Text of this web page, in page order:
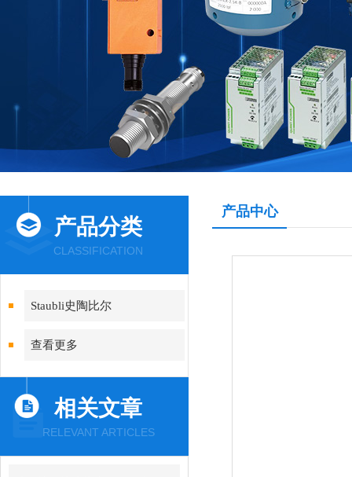
产品分类
CLASSIFICATION
Staubli史陶比尔
查看更多
相关文章
RELEVANT ARTICLES
产品中心